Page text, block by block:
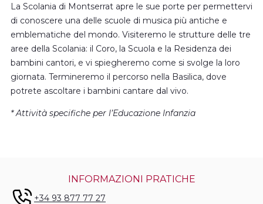
La Scolania di Montserrat apre le sue porte per permettervi
di conoscere una delle scuole di musica più antiche e
emblematiche del mondo. Visiteremo le strutture delle tre
aree della Scolania: il Coro, la Scuola e la Residenza dei
bambini cantori, e vi spiegheremo come si svolge la loro
giornata. Termineremo il percorso nella Basilica, dove
potrete ascoltare i bambini cantare dal vivo.
* Attività specifiche per l’Educazione Infanzia
INFORMAZIONI PRATICHE
+34 93 877 77 27